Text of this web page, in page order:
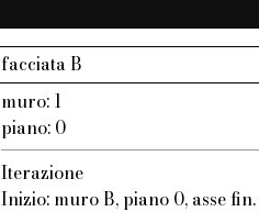
facciata B
muro: 1
piano: 0
Iterazione
Inizio: muro B, piano 0, asse fin.